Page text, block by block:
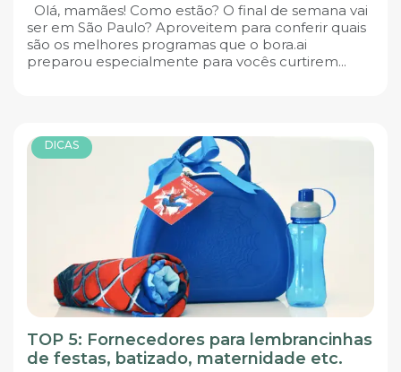
Olá, mamães! Como estão? O final de semana vai
ser em São Paulo? Aproveitem para conferir quais
são os melhores programas que o bora.ai
preparou especialmente para vocês curtirem...
DICAS
TOP 5: Fornecedores para lembrancinhas
de festas, batizado, maternidade etc.